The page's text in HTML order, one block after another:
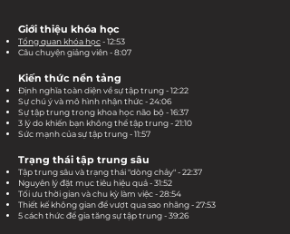
Giới thiệu khóa học
Tổng quan khóa học- 12:53
Câu chuyện giảng viên - 8:07
Kiến thức nền tảng
Định nghĩa toàn diện về sự tập trung - 12:22
Sự chú ý và mô hình nhận thức - 24:06
Sự tập trung trong khoa học não bộ - 16:37
3 lý do khiến bạn không thể tập trung - 21:10
Sức mạnh của sự tập trung - 11:57
Trạng thái tập trung sâu
Tập trung sâu và trạng thái "dòng chảy" - 22:37
Nguyên lý đặt mục tiêu hiệu quả - 31:52
Tối ưu thời gian và chu kỳ làm việc - 28:54
Thiết kế không gian để vượt qua sao nhãng - 27:53
5 cách thức để gia tăng sự tập trung - 39:26